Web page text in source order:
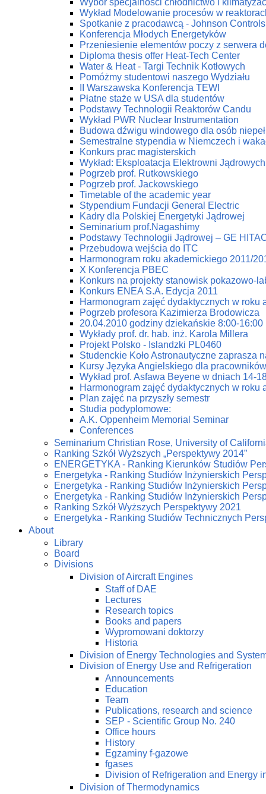
Wybór specjalności chłodnictwo i
Wykład Modelowanie procesów w
Spotkanie z pracodawcą - Johnson
Konferencja Młodych Energetyków
Przeniesienie elementów poczy z serwera
Diploma thesis offer Heat-Tech Center
Water & Heat - Targi Technik Kotłowych
Pomóżmy studentowi naszego Wydziału
II Warszawska Konferencja TEWI
Płatne staże w USA dla studentów
Podstawy Technologii Reaktorów Candu
Wykład PWR Nuclear Instrumentation
Budowa dźwigu windowego dla osób
Semestralne stypendia w Niemczech i
Konkurs prac magisterskich
Wykład: Eksploatacja Elektrowni Jądrowych
Pogrzeb prof. Rutkowskiego
Pogrzeb prof. Jackowskiego
Timetable of the academic year
Stypendium Fundacji General Electric
Kadry dla Polskiej Energetyki Jądrowej
Seminarium prof.Nagashimy
Podstawy Technologii Jądrowej – GE
Przebudowa wejścia do ITC
Harmonogram roku akademickiego 2011/
X Konferencja PBEC
Konkurs na projekty stanowisk pokazowo-
Konkurs ENEA S.A. Edycja 2011
Harmonogram zajęć dydaktycznych w roku
Pogrzeb profesora Kazimierza Brodowicza
20.04.2010 godziny dziekańskie 8:00-16:00
Wykłady prof. dr. hab. inż. Karola Millera
Projekt Polsko - Islandzki PL0460
Studenckie Koło Astronautyczne zaprasza
Kursy Języka Angielskiego dla
Wykład prof. Asfawa Beyene w dniach 14-
Harmonogram zajęć dydaktycznych w roku
Plan zajęć na przyszły semestr
Studia podyplomowe:
A.K. Oppenheim Memorial Seminar
Conferences
Seminarium Christian Rose, University of
Ranking Szkół Wyższych „Perspektywy 2014”
ENERGETYKA - Ranking Kierunków Studiów
Energetyka - Ranking Studiów Inżynierskich
Energetyka - Ranking Studiów Inżynierskich
Energetyka - Ranking Studiów Inżynierskich
Ranking Szkół Wyższych Perspektywy 2021
Energetyka - Ranking Studiów Technicznych
About
Library
Board
Divisions
Division of Aircraft Engines
Staff of DAE
Lectures
Research topics
Books and papers
Wypromowani doktorzy
Historia
Division of Energy Technologies and
Division of Energy Use and Refrigeration
Announcements
Education
Team
Publications, research and science
SEP - Scientific Group No. 240
Office hours
History
Egzaminy f-gazowe
fgases
Division of Refrigeration and Energy
Division of Thermodynamics